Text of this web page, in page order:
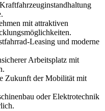
mit attraktiven
Leasing und moderne
Arbeitsplatz mit
Zukunft der Mobilität mit
oder Elektrotechnik